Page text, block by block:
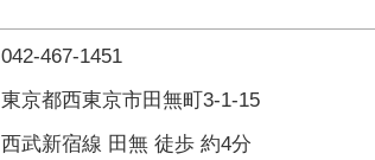
042-467-1451
東京都西東京市田無町3-1-15
西武新宿線 田無 徒歩 約4分